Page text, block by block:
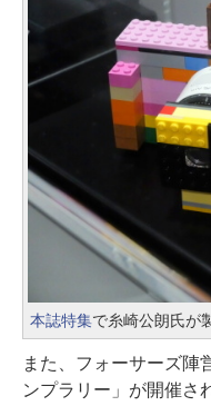
本誌特集で糸崎公朗氏が
また、フォーサーズ陣
ンプラリー」が開催さ